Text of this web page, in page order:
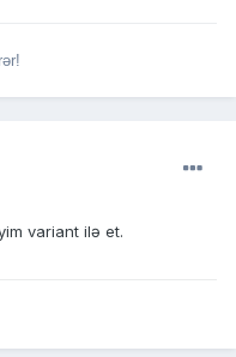
variant ilə et.